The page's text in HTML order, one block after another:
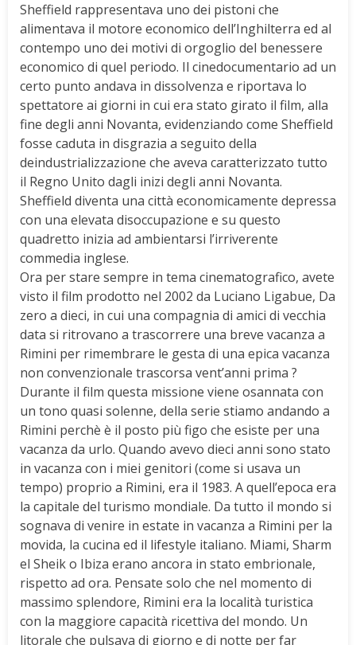
Sheffield rappresentava uno dei pistoni che
alimentava il motore economico dell’Inghilterra ed al
contempo uno dei motivi di orgoglio del benessere
economico di quel periodo. Il cinedocumentario ad un
certo punto andava in dissolvenza e riportava lo
spettatore ai giorni in cui era stato girato il film, alla
fine degli anni Novanta, evidenziando come Sheffield
fosse caduta in disgrazia a seguito della
deindustrializzazione che aveva caratterizzato tutto
il Regno Unito dagli inizi degli anni Novanta.
Sheffield diventa una città economicamente depressa
con una elevata disoccupazione e su questo
quadretto inizia ad ambientarsi l’irriverente
commedia inglese.
Ora per stare sempre in tema cinematografico, avete
visto il film prodotto nel 2002 da Luciano Ligabue, Da
zero a dieci, in cui una compagnia di amici di vecchia
data si ritrovano a trascorrere una breve vacanza a
Rimini per rimembrare le gesta di una epica vacanza
non convenzionale trascorsa vent’anni prima ?
Durante il film questa missione viene osannata con
un tono quasi solenne, della serie stiamo andando a
Rimini perchè è il posto più figo che esiste per una
vacanza da urlo. Quando avevo dieci anni sono stato
in vacanza con i miei genitori (come si usava un
tempo) proprio a Rimini, era il 1983. A quell’epoca era
la capitale del turismo mondiale. Da tutto il mondo si
sognava di venire in estate in vacanza a Rimini per la
movida, la cucina ed il lifestyle italiano. Miami, Sharm
el Sheik o Ibiza erano ancora in stato embrionale,
rispetto ad ora. Pensate solo che nel momento di
massimo splendore, Rimini era la località turistica
con la maggiore capacità ricettiva del mondo. Un
litorale che pulsava di giorno e di notte per far